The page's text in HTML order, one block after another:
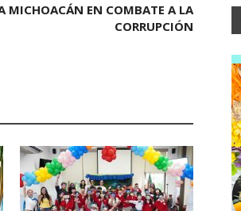
MICHOACÁN EN COMBATE A LA
CORRUPCIÓN